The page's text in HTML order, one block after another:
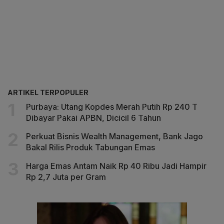
ARTIKEL TERPOPULER
Purbaya: Utang Kopdes Merah Putih Rp 240 T
Dibayar Pakai APBN, Dicicil 6 Tahun
Perkuat Bisnis Wealth Management, Bank Jago
Bakal Rilis Produk Tabungan Emas
Harga Emas Antam Naik Rp 40 Ribu Jadi Hampir
Rp 2,7 Juta per Gram